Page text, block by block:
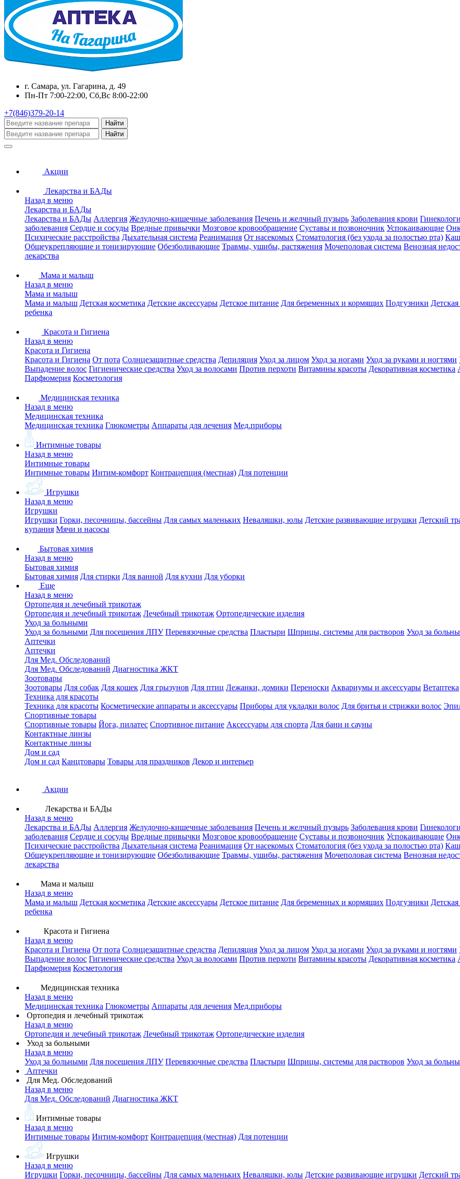
г. Самара, ул. Гагарина, д. 49
Пн-Пт 7:00-22:00, Сб,Вс 8:00-22:00
+7(846)379-20-14
Найти
Найти
Акции
Лекарства и БАДы
Назад в меню
Лекарства и БАДы
Лекарства и БАДы Аллергия Желудочно-кишечные заболевания Печень и желчный пузырь Заболевания крови
заболевания Сердце и сосуды Вредные привычки Мозговое кровообращение Суставы и позвоночник Успокаивающие
Психические расстройства Дыхательная система Реанимация От насекомых Стоматология (без ухода за полостью рта)
Общеукрепляющие и тонизирующие Обезболивающие Травмы, ушибы, растяжения Мочеполовая система Венозная
лекарства
Мама и малыш
Назад в меню
Мама и малыш
Мама и малыш Детская косметика Детские аксессуары Детское питание Для беременных и кормящих Подгузники
ребенка
Красота и Гигиена
Назад в меню
Красота и Гигиена
Красота и Гигиена От пота Солнцезащитные средства Депиляция Уход за лицом Уход за ногами Уход за руками и ногтями
Выпадение волос Гигиенические средства Уход за волосами Против перхоти Витамины красоты Декоративная косметика
Парфюмерия Косметология
Медицинская техника
Назад в меню
Медицинская техника
Медицинская техника Глюкометры Аппараты для лечения Мед.приборы
Интимные товары
Назад в меню
Интимные товары
Интимные товары Интим-комфорт Контрацепция (местная) Для потенции
Игрушки
Назад в меню
Игрушки
Игрушки Горки, песочницы, бассейны Для самых маленьких Неваляшки, юлы Детские развивающие игрушки Детский
купания Мячи и насосы
Бытовая химия
Назад в меню
Бытовая химия
Бытовая химия Для стирки Для ванной Для кухни Для уборки
Еще
Назад в меню
Ортопедия и лечебный трикотаж
Ортопедия и лечебный трикотаж Лечебный трикотаж Ортопедические изделия
Уход за больными
Уход за больными Для посещения ЛПУ Перевязочные средства Пластыри Шприцы, системы для растворов Уход за
Аптечки
Аптечки
Для Мед. Обследований
Для Мед. Обследований Диагностика ЖКТ
Зоотовары
Зоотовары Для собак Для кошек Для грызунов Для птиц Лежанки, домики Переноски Аквариумы и аксессуары Ветаптека
Техника для красоты
Техника для красоты Косметические аппараты и аксессуары Приборы для укладки волос Для бритья и стрижки волос
Спортивные товары
Спортивные товары Йога, пилатес Спортивное питание Аксессуары для спорта Для бани и сауны
Контактные линзы
Контактные линзы
Дом и сад
Дом и сад Канцтовары Товары для праздников Декор и интерьер
Акции
Лекарства и БАДы
Назад в меню
Лекарства и БАДы Аллергия Желудочно-кишечные заболевания Печень и желчный пузырь Заболевания крови
заболевания Сердце и сосуды Вредные привычки Мозговое кровообращение Суставы и позвоночник Успокаивающие
Психические расстройства Дыхательная система Реанимация От насекомых Стоматология (без ухода за полостью рта)
Общеукрепляющие и тонизирующие Обезболивающие Травмы, ушибы, растяжения Мочеполовая система Венозная
лекарства
Мама и малыш
Назад в меню
Мама и малыш Детская косметика Детские аксессуары Детское питание Для беременных и кормящих Подгузники
ребенка
Красота и Гигиена
Назад в меню
Красота и Гигиена От пота Солнцезащитные средства Депиляция Уход за лицом Уход за ногами Уход за руками и ногтями
Выпадение волос Гигиенические средства Уход за волосами Против перхоти Витамины красоты Декоративная косметика
Парфюмерия Косметология
Медицинская техника
Назад в меню
Медицинская техника Глюкометры Аппараты для лечения Мед.приборы
Ортопедия и лечебный трикотаж
Назад в меню
Ортопедия и лечебный трикотаж Лечебный трикотаж Ортопедические изделия
Уход за больными
Назад в меню
Уход за больными Для посещения ЛПУ Перевязочные средства Пластыри Шприцы, системы для растворов Уход за
Аптечки
Для Мед. Обследований
Назад в меню
Для Мед. Обследований Диагностика ЖКТ
Интимные товары
Назад в меню
Интимные товары Интим-комфорт Контрацепция (местная) Для потенции
Игрушки
Назад в меню
Игрушки Горки, песочницы, бассейны Для самых маленьких Неваляшки, юлы Детские развивающие игрушки Детский